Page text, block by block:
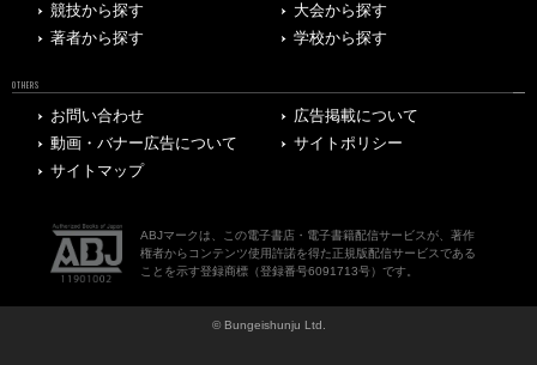
競技から探す
大会から探す
著者から探す
学校から探す
OTHERS
お問い合わせ
広告掲載について
動画・バナー広告について
サイトポリシー
サイトマップ
ABJマークは、この電子書店・電子書籍配信サービスが、著作
権者からコンテンツ使用許諾を得た正規版配信サービスである
ことを示す登録商標（登録番号6091713号）です。
© Bungeishunju Ltd.